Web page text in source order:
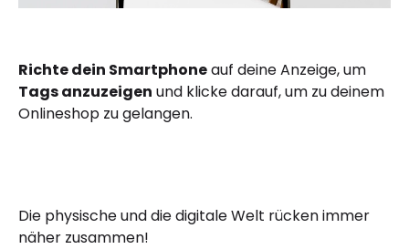
Richte dein Smartphoneauf deine Anzeige, um
Tags anzuzeigen und klicke darauf, um zu deinem
Onlineshop zu gelangen.
Die physische und die digitale Welt rücken immer
näher zusammen!